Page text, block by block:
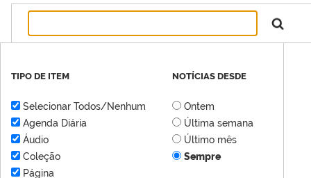
TIPO DE ITEM
Selecionar Todos/Nenhum
Agenda Diária
Áudio
Coleção
Página
NOTÍCIAS DESDE
Ontem
Última semana
Último mês
Sempre